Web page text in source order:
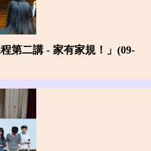
第二講 - 家有家規！」(09-